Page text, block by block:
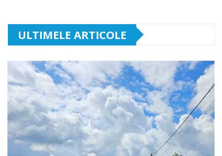
ULTIMELE ARTICOLE